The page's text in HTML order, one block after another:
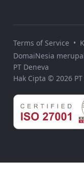
Terms of Service •
DomaiNesia
PT Deneva
Hak Cipta © 2026